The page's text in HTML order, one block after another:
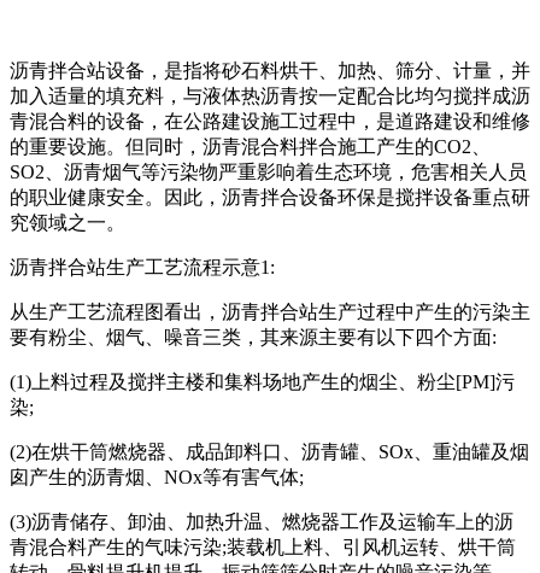
沥青拌合站设备，是指将砂石料烘干、加热、筛分、计量，并
加入适量的填充料，与液体热沥青按一定配合比均匀搅拌成沥
青混合料的设备，在公路建设施工过程中，是道路建设和维修
的重要设施。但同时，沥青混合料拌合施工产生的CO2、
SO2、沥青烟气等污染物严重影响着生态环境，危害相关人员
的职业健康安全。因此，沥青拌合设备环保是搅拌设备重点研
究领域之一。
沥青拌合站生产工艺流程示意1:
从生产工艺流程图看出，沥青拌合站生产过程中产生的污染主
要有粉尘、烟气、噪音三类，其来源主要有以下四个方面:
(1)上料过程及搅拌主楼和集料场地产生的烟尘、粉尘[PM]污
染;
(2)在烘干筒燃烧器、成品卸料口、沥青罐、SOx、重油罐及烟
囱产生的沥青烟、NOx等有害气体;
(3)沥青储存、卸油、加热升温、燃烧器工作及运输车上的沥
青混合料产生的气味污染;装载机上料、引风机运转、烘干筒